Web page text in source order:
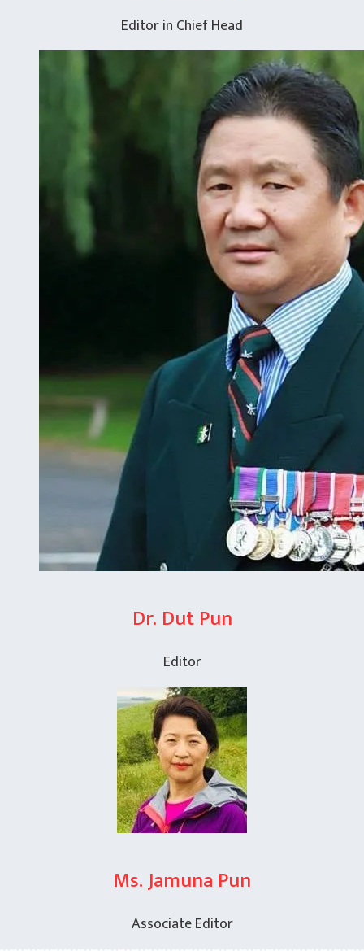
Editor in Chief Head
Dr. Dut Pun
Editor
Ms. Jamuna Pun
Associate Editor